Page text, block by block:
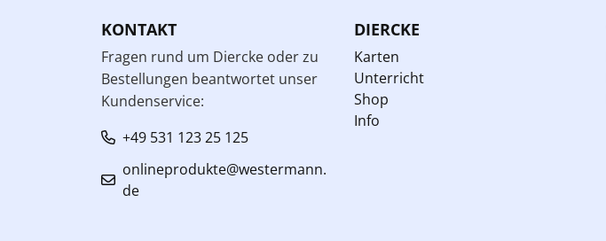
KONTAKT
Fragen rund um Diercke oder zu
Bestellungen beantwortet unser
Kundenservice:
+49 531 123 25 125
onlineprodukte@westermann.
de
DIERCKE
Karten
Unterricht
Shop
Info